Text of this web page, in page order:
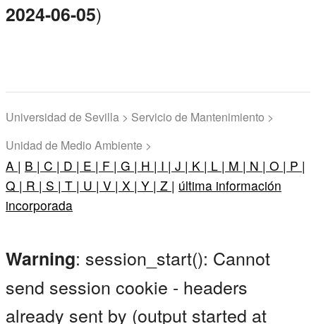
2024-06-05)
Universidad de Sevilla > Servicio de Mantenimiento >
Unidad de Medio Ambiente >
A | B | C | D | E | F | G | H | I | J | K | L | M | N | O | P |
Q | R | S | T | U | V | X | Y | Z | última información
incorporada
Warning: session_start(): Cannot
send session cookie - headers
already sent by (output started at